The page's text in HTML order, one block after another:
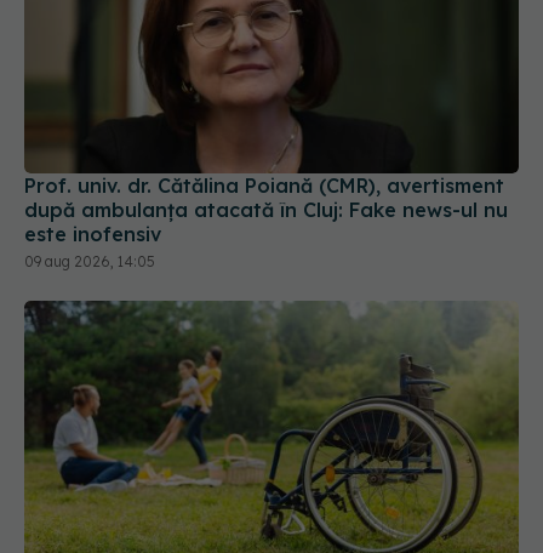
Prof. univ. dr. Cătălina Poiană (CMR), avertisment
după ambulanța atacată în Cluj: Fake news-ul nu
este inofensiv
09 aug 2026, 14:05